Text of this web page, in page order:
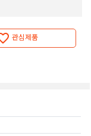
관심제품